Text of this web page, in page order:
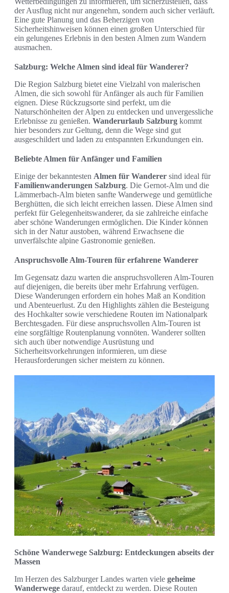
der Ausflug nicht nur angenehm, sondern auch sicher verläuft.
Eine gute Planung und das Beherzigen von
Sicherheitshinweisen können einen großen Unterschied für
ein gelungenes Erlebnis in den besten Almen zum Wandern
ausmachen.
Salzburg: Welche Almen sind ideal für Wanderer?
Die Region Salzburg bietet eine Vielzahl von malerischen
Almen, die sich sowohl für Anfänger als auch für Familien
eignen. Diese Rückzugsorte sind perfekt, um die
Naturschönheiten der Alpen zu entdecken und unvergessliche
Erlebnisse zu genießen. Wanderurlaub Salzburg kommt
hier besonders zur Geltung, denn die Wege sind gut
ausgeschildert und laden zu entspannten Erkundungen ein.
Beliebte Almen für Anfänger und Familien
Einige der bekanntesten Almen für Wanderer sind ideal für
Familienwanderungen Salzburg. Die Gernot-Alm und die
Lämmerbach-Alm bieten sanfte Wanderwege und gemütliche
Berghütten, die sich leicht erreichen lassen. Diese Almen sind
perfekt für Gelegenheitswanderer, da sie zahlreiche einfache
aber schöne Wanderungen ermöglichen. Die Kinder können
sich in der Natur austoben, während Erwachsene die
unverfälschte alpine Gastronomie genießen.
Anspruchsvolle Alm-Touren für erfahrene Wanderer
Im Gegensatz dazu warten die anspruchsvolleren Alm-Touren
auf diejenigen, die bereits über mehr Erfahrung verfügen.
Diese Wanderungen erfordern ein hohes Maß an Kondition
und Abenteuerlust. Zu den Highlights zählen die Besteigung
des Hochkalter sowie verschiedene Routen im Nationalpark
Berchtesgaden. Für diese anspruchsvollen Alm-Touren ist
eine sorgfältige Routenplanung vonnöten. Wanderer sollten
sich auch über notwendige Ausrüstung und
Sicherheitsvorkehrungen informieren, um diese
Herausforderungen sicher meistern zu können.
Schöne Wanderwege Salzburg: Entdeckungen abseits der
Massen
Im Herzen des Salzburger Landes warten viele geheime
Wanderwege darauf, entdeckt zu werden. Diese Routen